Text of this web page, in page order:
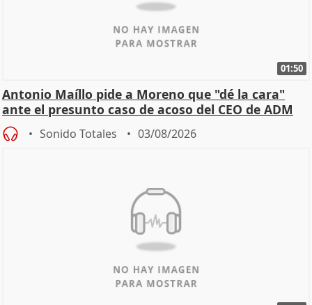
01:50
Antonio Maíllo pide a Moreno que "dé la cara"
ante el presunto caso de acoso del CEO de ADM
Sonido Totales 03/08/2026